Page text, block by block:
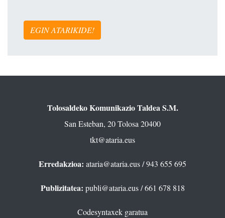
EGIN ATARIKIDE!
Tolosaldeko Komunikazio Taldea S.M.
San Esteban, 20 Tolosa 20400
tkt@ataria.eus
Erredakzioa: ataria@ataria.eus/ 943 655 695
Publizitatea: publi@ataria.eus/ 661 678 818
Codesyntaxek garatua